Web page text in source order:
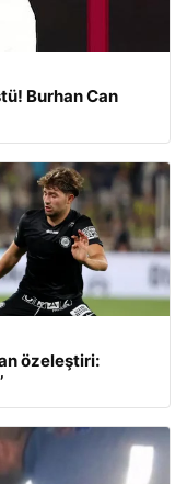
Burhan Can
özeleştiri: